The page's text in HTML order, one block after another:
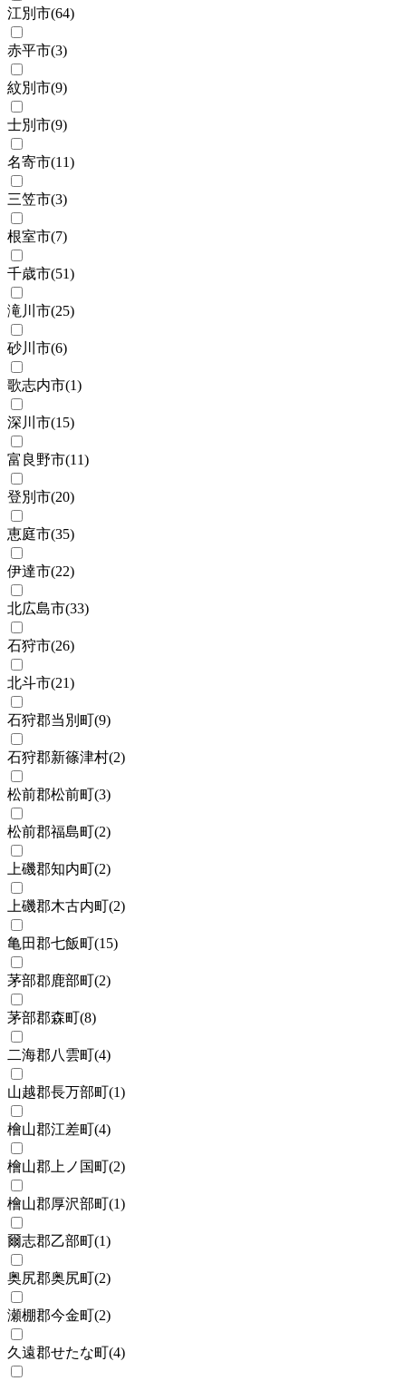
江別市(64)
赤平市(3)
紋別市(9)
士別市(9)
名寄市(11)
三笠市(3)
根室市(7)
千歳市(51)
滝川市(25)
砂川市(6)
歌志内市(1)
深川市(15)
富良野市(11)
登別市(20)
恵庭市(35)
伊達市(22)
北広島市(33)
石狩市(26)
北斗市(21)
石狩郡当別町(9)
石狩郡新篠津村(2)
松前郡松前町(3)
松前郡福島町(2)
上磯郡知内町(2)
上磯郡木古内町(2)
亀田郡七飯町(15)
茅部郡鹿部町(2)
茅部郡森町(8)
二海郡八雲町(4)
山越郡長万部町(1)
檜山郡江差町(4)
檜山郡上ノ国町(2)
檜山郡厚沢部町(1)
爾志郡乙部町(1)
奥尻郡奥尻町(2)
瀬棚郡今金町(2)
久遠郡せたな町(4)